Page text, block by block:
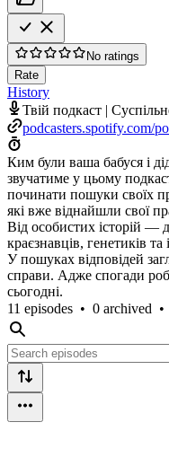
No ratings
Rate
History
Твій подкаст |
podcasters.spotify.com/
Ким були ваша бабуся і
звучатиме у цьому
починати пошуки своїх
які вже віднайшли свої
Від особистих історій —
краєзнавців, генетиків
У пошуках відповідей
справи. Адже спогади
сьогодні.
11 episodes • 0 archived •